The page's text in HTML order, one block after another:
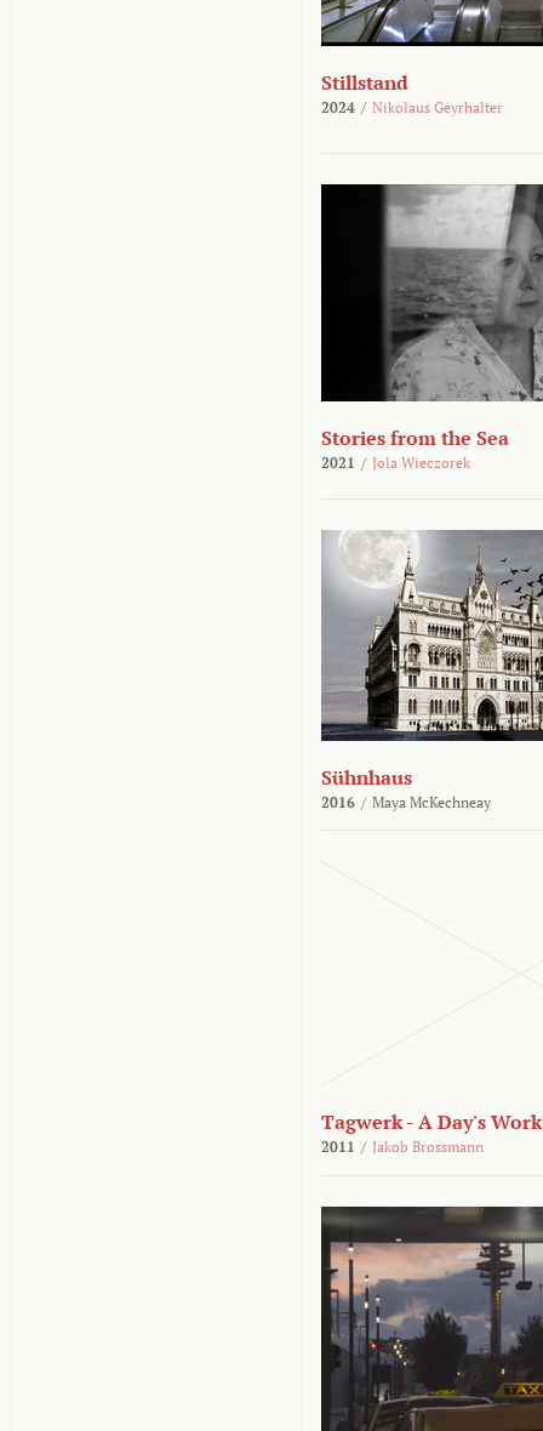
Stillstand
2024 / Nikolaus Geyrhalter
Stories from the Sea
2021 / Jola Wieczorek
Sühnhaus
2016 / Maya McKechneay
Tagwerk - A Day's Work
2011 / Jakob Brossmann